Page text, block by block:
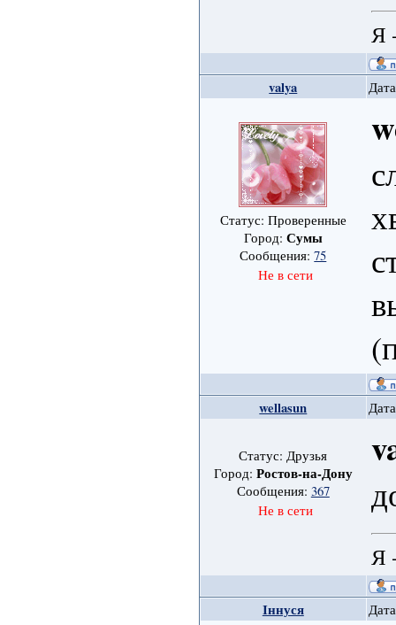
Я
valya
Статус: Проверенные
Город: Сумы
Сообщения:75
Не в сети
wellasun
Статус: Друзья
Город: Ростов-на-Дону
Сообщения: 367
Не в сети
Я
Іннуся